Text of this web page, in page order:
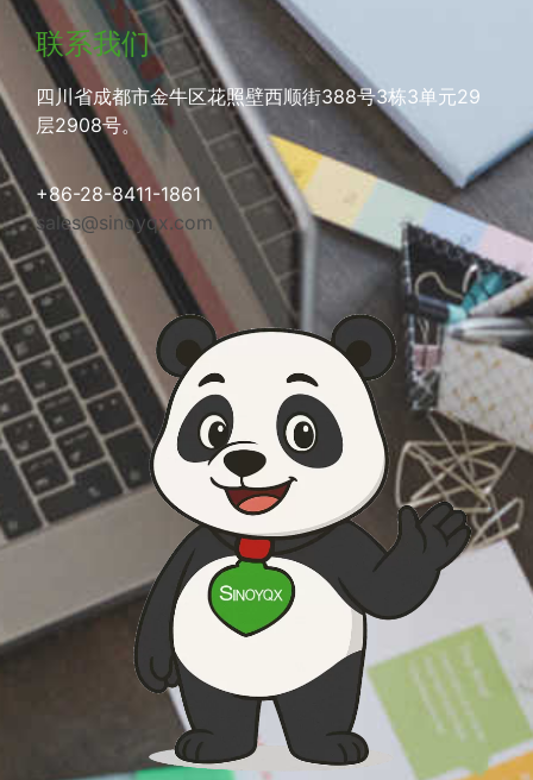
联系我们
四川省成都市金牛区花照壁西顺街388号3栋3单元29
层2908号。
+86-28-8411-1861
sales@sinoyqx.com